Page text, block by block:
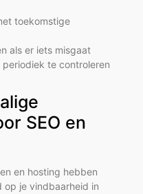
toekomstige
als er iets misgaat
te controleren
SEO en
en hosting hebben
je vindbaarheid in